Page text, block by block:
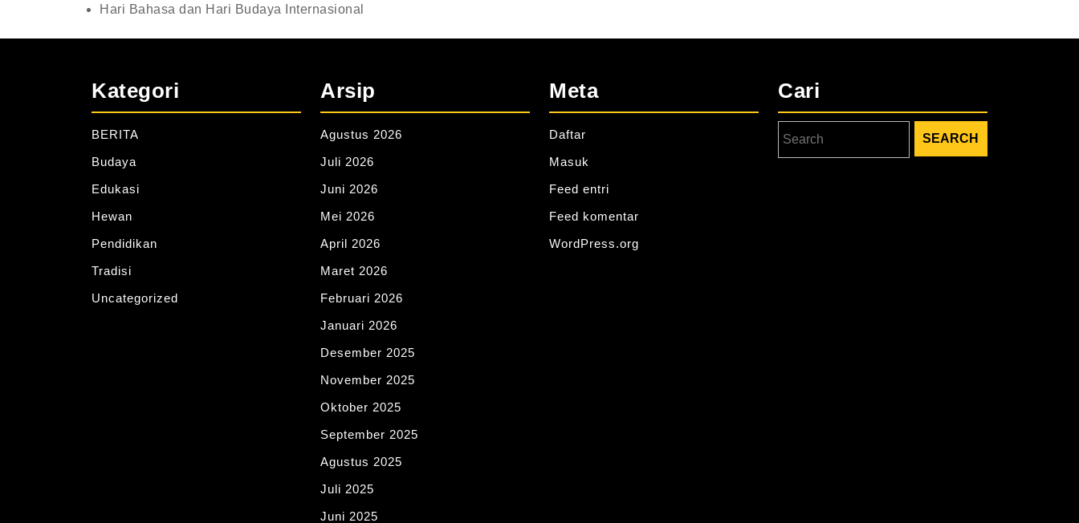
Hari Bahasa dan Hari Budaya Internasional
Kategori
BERITA
Budaya
Edukasi
Hewan
Pendidikan
Tradisi
Uncategorized
Arsip
Agustus 2026
Juli 2026
Juni 2026
Mei 2026
April 2026
Maret 2026
Februari 2026
Januari 2026
Desember 2025
November 2025
Oktober 2025
September 2025
Agustus 2025
Juli 2025
Juni 2025
Meta
Daftar
Masuk
Feed entri
Feed komentar
WordPress.org
Cari